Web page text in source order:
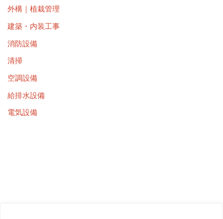
外構｜植栽管理
建築・内装工事
消防設備
清掃
空調設備
給排水設備
電気設備